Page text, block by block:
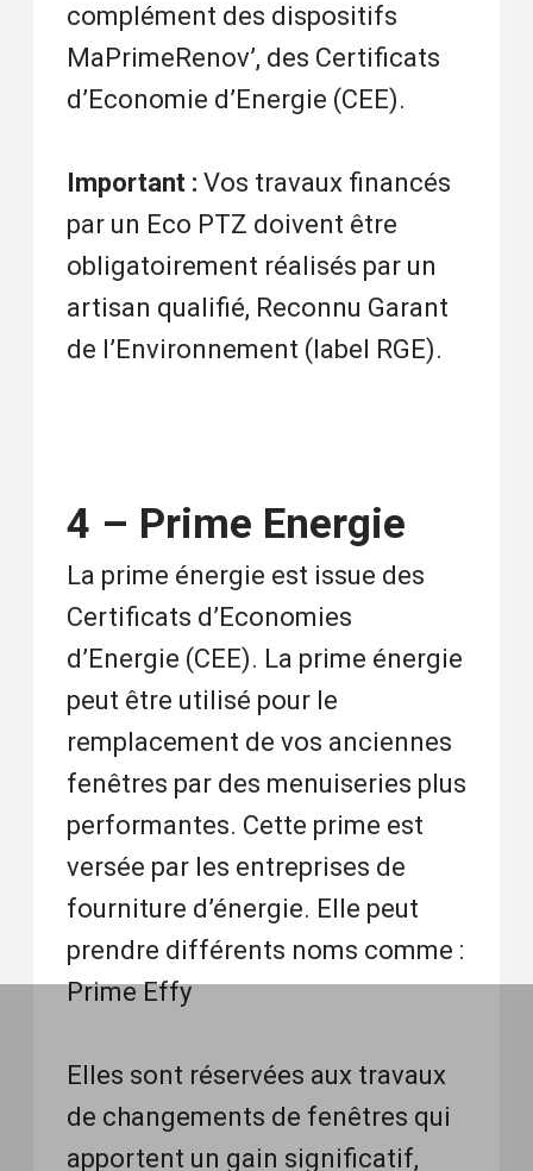
complément des dispositifs
MaPrimeRenov’, des Certificats
d’Economie d’Energie (CEE).
Important : Vos travaux financés
par un Eco PTZ doivent être
obligatoirement réalisés par un
artisan qualifié, Reconnu Garant
de l’Environnement (label RGE).
4 – Prime Energie
La prime énergie est issue des
Certificats d’Economies
d’Energie (CEE). La prime énergie
peut être utilisé pour le
remplacement de vos anciennes
fenêtres par des menuiseries plus
performantes. Cette prime est
versée par les entreprises de
fourniture d’énergie. Elle peut
prendre différents noms comme :
Prime Effy
Elles sont réservées aux travaux
de changements de fenêtres qui
apportent un gain significatif,